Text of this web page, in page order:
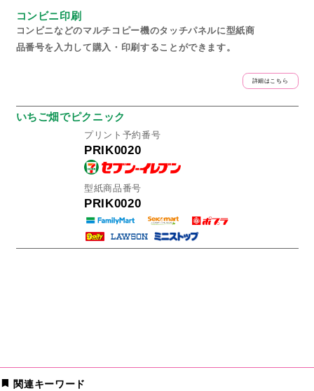
コンビニ印刷
コンビニなどのマルチコピー機のタッチパネルに型紙商
品番号を入力して購入・印刷することができます。
詳細はこちら
いちご畑でピクニック
プリント予約番号
PRIK0020
型紙商品番号
PRIK0020
関連キーワード